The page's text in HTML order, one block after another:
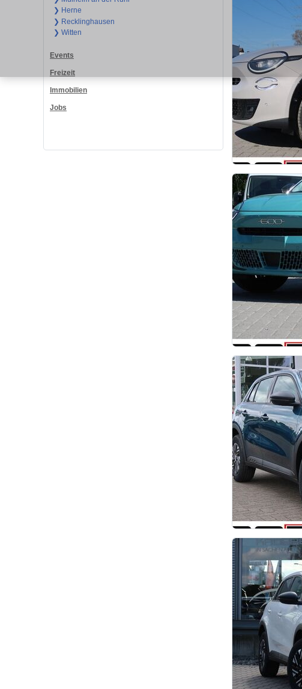
❯ Herne
❯ Recklinghausen
❯ Witten
Events
Freizeit
Immobilien
Jobs